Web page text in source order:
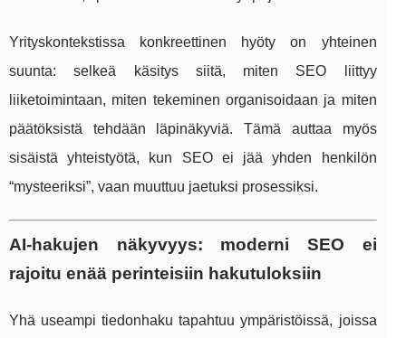
Yrityskontekstissa konkreettinen hyöty on yhteinen
suunta: selkeä käsitys siitä, miten SEO liittyy
liiketoimintaan, miten tekeminen organisoidaan ja miten
päätöksistä tehdään läpinäkyviä. Tämä auttaa myös
sisäistä yhteistyötä, kun SEO ei jää yhden henkilön
“mysteeriksi”, vaan muuttuu jaetuksi prosessiksi.
AI-hakujen näkyvyys: moderni SEO ei
rajoitu enää perinteisiin hakutuloksiin
Yhä useampi tiedonhaku tapahtuu ympäristöissä, joissa